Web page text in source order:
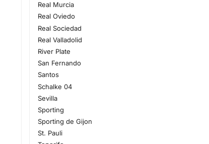
Real Murcia
Real Oviedo
Real Sociedad
Real Valladolid
River Plate
San Fernando
Santos
Schalke 04
Sevilla
Sporting
Sporting de Gijon
St. Pauli